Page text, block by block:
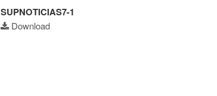
SUPNOTICIAS7-1
Download